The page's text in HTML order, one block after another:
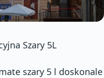
Szary 5L
szary 5 l doskonale